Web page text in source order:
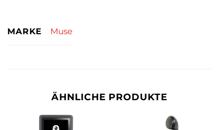
MARKE Muse
ÄHNLICHE PRODUKTE